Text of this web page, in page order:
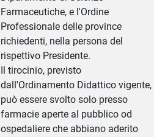
Farmaceutiche, e l'Ordine
Professionale delle province
richiedenti, nella persona del
rispettivo Presidente.
Il tirocinio, previsto
dall'Ordinamento Didattico vigente,
può essere svolto solo presso
farmacie aperte al pubblico od
ospedaliere che abbiano aderito